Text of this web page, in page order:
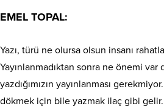
EMEL TOPAL:
Yazı, türü ne olursa olsun insanı
Yayınlanmadıktan sonra ne önemi
yazdığımızın yayınlanması
dökmek için bile yazmak ilaç gibi